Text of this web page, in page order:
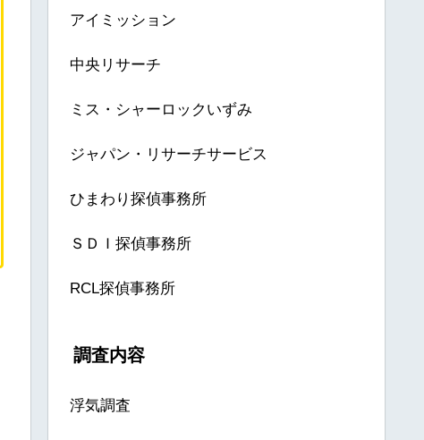
アイミッション
中央リサーチ
ミス・シャーロックいずみ
ジャパン・リサーチサービス
ひまわり探偵事務所
ＳＤＩ探偵事務所
RCL探偵事務所
調査内容
浮気調査